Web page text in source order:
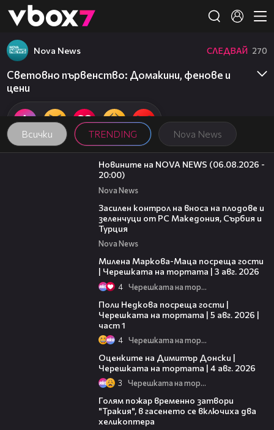
👾
Всички TRENDING Nova News
Nova News СЛЕДВАЙ 270
Световно първенство: Домакини, фенове и
цени
23:12
Новините на NOVA NEWS (06.08.2026 -
20:00)
Nova News
Засилен контрол на вноса на плодове и
зеленчуци от РС Македония, Сърбия и
Турция
Nova News
Милена Маркова-Маца посреща гости
| Черешката на тортата | 3 авг. 2026
4 Черешката на тортата
Поли Недкова посреща гости |
Черешката на тортата | 5 авг. 2026 |
част 1
4 Черешката на тортата
Оценките на Димитър Донски |
Черешката на тортата | 4 авг. 2026
3 Черешката на тортата
Голям пожар временно затвори
"Тракия", в гасенето се включиха два
хеликоптера